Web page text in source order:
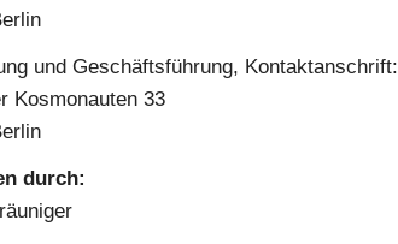
und Geschäftsführung, Kontaktanschrift:
Kosmonauten 33
durch: